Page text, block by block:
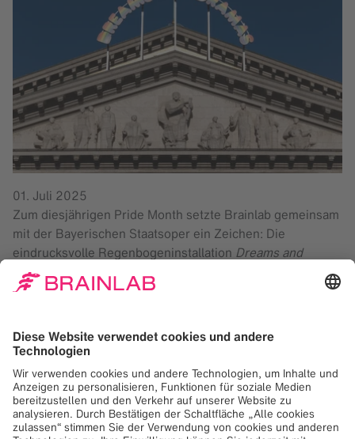
01. Juli 2025
Zum diesjährigen Pride Month setzte Brainlab gemeinsam
mit der Bayerischen Staatsoper ein Zeichen: Die
eindrucksvolle Regenbogeninstallation Dreams and
Dramas
von Ugo Rondinone aus dem Jahr 2001 erstrahlte
bis Ende Juli hell leuchtend auf dem Dach des
Der Regenbogen, ein wiederkehrendes Motiv in
Rondinones Werk, gilt in vielen Kulturen als mythische
Brücke zwischen Himmel und Erde, Hoffnung und
Wandlung. Gleichzeitig ist er ein globales Symbol für
Vielfalt, Toleranz und die LGBTIQ+-Community.